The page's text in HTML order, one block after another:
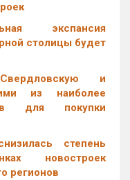
экспансия
столицы будет
и
из наиболее
для покупки
степень
новостроек
регионов